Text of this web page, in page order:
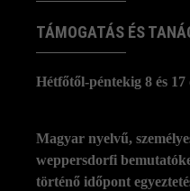
TÁMOGATÁS ÉS
Hétfőtől-péntekig 8 és
Magyar nyelvű,
weppersdorfi
történő időpont